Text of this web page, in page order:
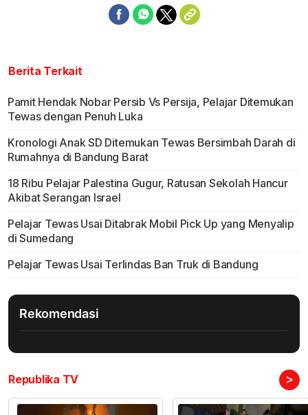
Berita Terkait
Pamit Hendak Nobar Persib Vs Persija, Pelajar Ditemukan
Tewas dengan Penuh Luka
Kronologi Anak SD Ditemukan Tewas Bersimbah Darah di
Rumahnya di Bandung Barat
18 Ribu Pelajar Palestina Gugur, Ratusan Sekolah Hancur
Akibat Serangan Israel
Pelajar Tewas Usai Ditabrak Mobil Pick Up yang Menyalip
di Sumedang
Pelajar Tewas Usai Terlindas Ban Truk di Bandung
Rekomendasi
Republika TV >